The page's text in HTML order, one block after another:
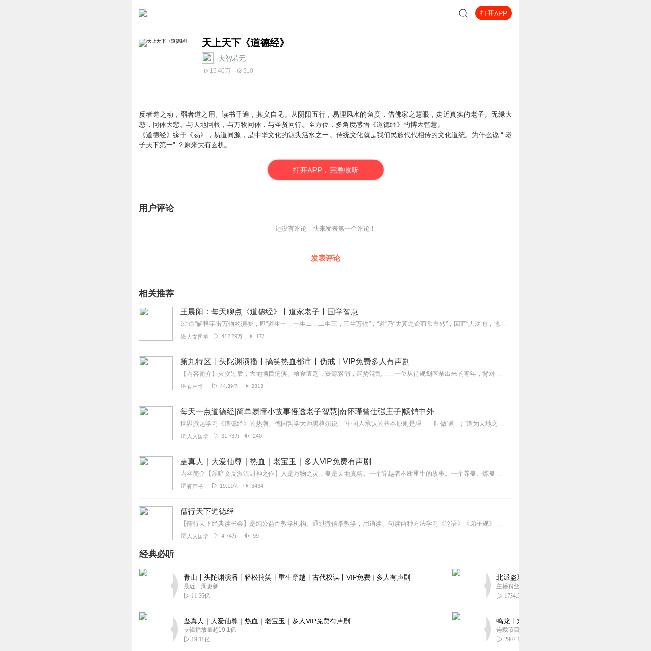
打开APP
天上天下《道德经》
大智若无
15.40万 510
反者道之动，弱者道之用 。读书千遍，其义自见。从阴阳五行，易理风水的角度，借佛家之慧眼，走近真实的老子。无缘大
慈，同体大悲。 与天地同根，与万物同体，与圣贤同行。全方位，多角度感悟《道德经》的博大智慧。
《道德经》缘于《易》，易道同源，是中华文化的源头活水之一。传统文化就是我们民族代代相传的文化道统。 为什么说 “ 老
子天下第一” ？原来大有玄机。
打开APP，完整收听
用户评论
还没有评论，快来发表第一个评论！
发表评论
相关推荐
王晨阳：每天聊点《道德经》丨道家老子丨国学智慧
以“道”解释宇宙万物的演变，即“道生一，一生二，二生三，三生万物”，“道”乃“夫莫之命而常自然”，因而“人法地，地法天，天法道，道法自然”。除了朴素的唯物主义观...
人文国学 412.29万 172
第九特区丨头陀渊演播丨搞笑热血都市丨伪戒丨VIP免费多人有声剧
【内容简介】灾变过后，大地满目疮痍。粮食匮乏，资源紧俏，局势混乱……一位从待规划区杀出来的青年，背对着漫天黄沙，孤身来到九区谋生，却不曾想偶然结识三五好友，一念...
有声书 44.39亿 2813
每天一点道德经|简单易懂小故事悟透老子智慧|南怀瑾曾仕强庄子|畅销中外
世界掀起学习《道德经》的热潮。德国哲学大师黑格尔说：“中国人承认的基本原则是理——叫做‘道””；“道为天地之本、万物之源。中国人把认识道的各种形式看作是最高的...
人文国学 31.73万 240
蛊真人｜大爱仙尊｜热血｜老宝玉｜多人VIP免费有声剧
内容简介【黑暗文反派流封神之作】人是万物之灵，蛊是天地真精。一个穿越者不断重生的故事。一个养蛊、炼蛊、用蛊的奇特世界。配音组（男角色）老宝玉旁白...
有声书 19.11亿 3434
儒行天下道德经
【儒行天下经典读书会】是纯公益性教学机构。通过微信群教学，用诵读、句读两种方法学习《论语》《弟子规》《孝经》《大学》《中庸》《道德經》《孟子》等国学经典。并配有...
人文国学 4.74万 99
经典必听
青山丨头陀渊演播丨轻松搞笑丨重生穿越丨古代权谋丨VIP免费 | 多人有声剧
最近一周更新
11.36亿
蛊真人｜大爱仙尊｜热血｜老宝玉｜多人VIP免费有声剧
专辑播放量超19.1亿
19.11亿
北派盗墓笔记丨头陀渊出品丨悬疑灵异丨摸金校尉
主播粉丝1659万
1734.59万
鸣龙丨东方玄幻丨紫襟团队丨轻松搞笑丨多人有声
连载节目超五百集
2907.14万